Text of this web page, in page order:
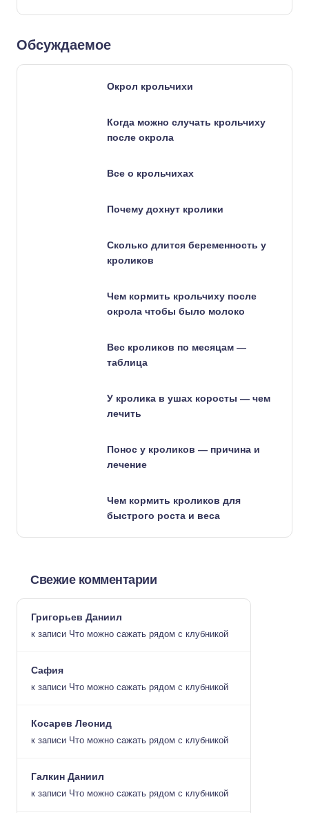
Обсуждаемое
Окрол крольчихи
Когда можно случать крольчиху
после окрола
Все о крольчихах
Почему дохнут кролики
Сколько длится беременность у
кроликов
Чем кормить крольчиху после
окрола чтобы было молоко
Вес кроликов по месяцам —
таблица
У кролика в ушах коросты — чем
лечить
Понос у кроликов — причина и
лечение
Чем кормить кроликов для
быстрого роста и веса
Свежие комментарии
Григорьев Даниил
к записи Что можно сажать рядом с клубникой
Сафия
к записи Что можно сажать рядом с клубникой
Косарев Леонид
к записи Что можно сажать рядом с клубникой
Галкин Даниил
к записи Что можно сажать рядом с клубникой